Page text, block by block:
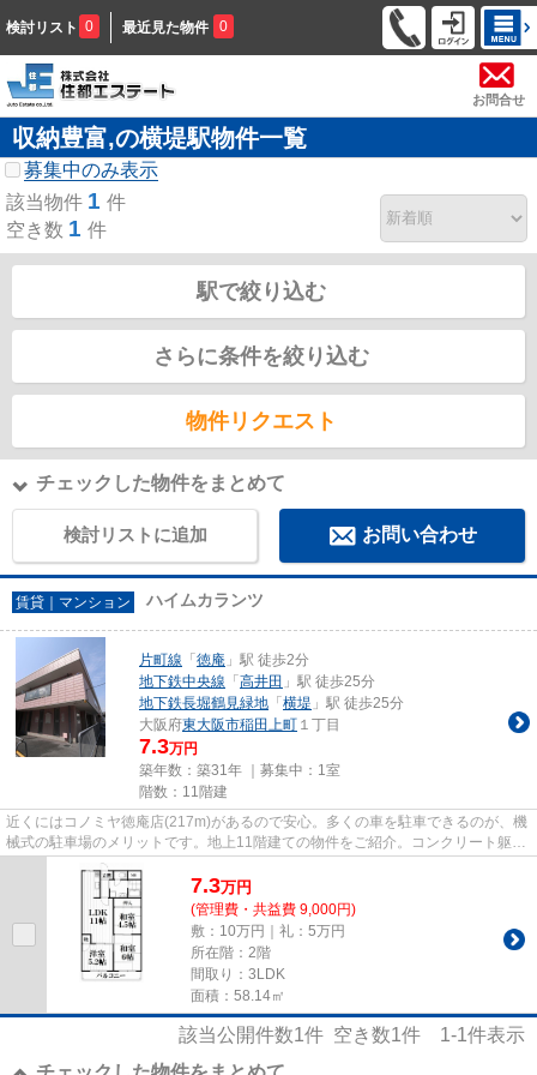
検討リスト 0 最近見た物件 0
お問合せ
収納豊富,の横堤駅物件一覧
募集中のみ表示
該当物件 1 件
空き数 1 件
駅で絞り込む
さらに条件を絞り込む
物件リクエスト
チェックした物件をまとめて
検討リストに追加 お問い合わせ
賃貸｜マンション ハイムカランツ
片町線 「 徳庵 」駅 徒歩2分
地下鉄中央線 「 高井田 」駅 徒歩25分
地下鉄長堀鶴見緑地 「 横堤 」駅 徒歩25分
大阪府東大阪市稲田上町 １丁目
7.3万円
築年数：築31年 ｜募集中： 1室
階数：11階建
近くにはコノミヤ徳庵店(217m)があるので安心。多くの車を駐車できるのが、機
械式の駐車場のメリットです。地上11階建ての物件をご紹介。コンクリート躯体
で隙間がなく、気密性や断熱...
7.3万円
(管理費・共益費 9,000円)
敷：10万円｜礼：5万円
所在階：2階
間取り：3LDK
面積：58.14㎡
該当公開件数1件 空き数1件 1-1件表示